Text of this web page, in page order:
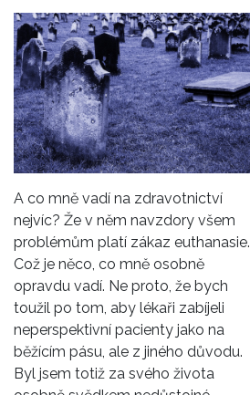
A co mně vadí na zdravotnictví
nejvíc? Že v něm navzdory všem
problémům platí zákaz euthanasie.
Což je něco, co mně osobně
opravdu vadí. Ne proto, že bych
toužil po tom, aby lékaři zabíjeli
neperspektivní pacienty jako na
běžícím pásu, ale z jiného důvodu.
Byl jsem totiž za svého života